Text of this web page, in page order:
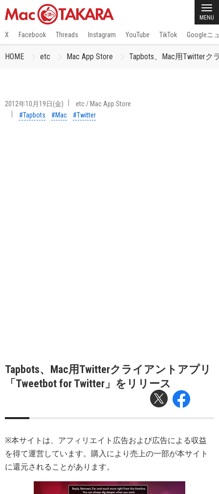
MENU
X Facebook Threads Instagram YouTube TikTok Googleニ
HOME etc Mac App Store Tapbots、Mac用Twitter
2012年10月19日(金) etc/ Mac App Store
#Tapbots
#Mac #Twitter
Tapbots、Mac用Twitterクライアントアプリ
「Tweetbot for Twitter」をリリース
※本サイトは、アフィリエイト広告および広告による収益
を得て運営しています。購入により売上の一部が本サイト
に還元されることがあります。